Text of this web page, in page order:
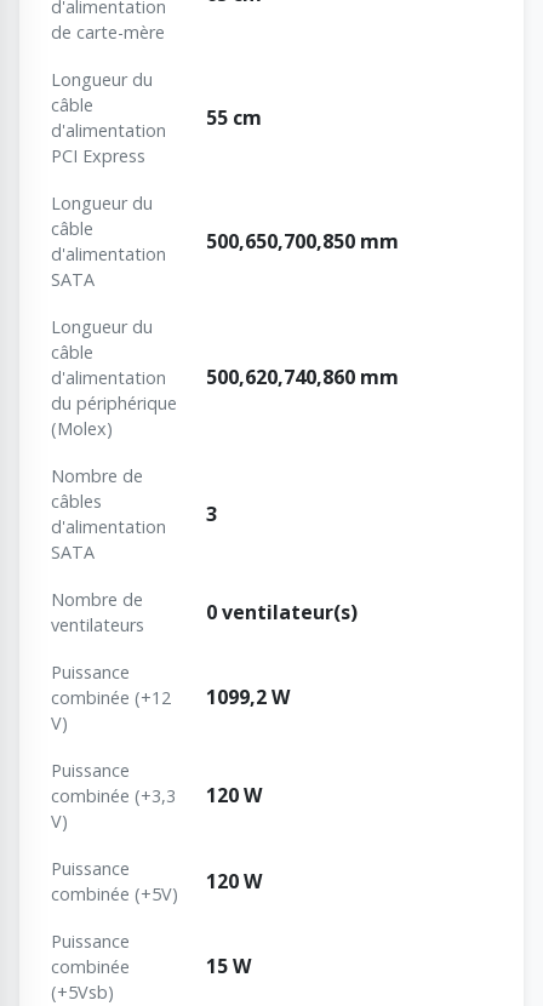
d'alimentation
de carte-mère
Longueur du
câble
d'alimentation
PCI Express
55 cm
Longueur du
câble
d'alimentation
SATA
500,650,700,850 mm
Longueur du
câble
d'alimentation
du périphérique
(Molex)
500,620,740,860 mm
Nombre de
câbles
d'alimentation
SATA
3
Nombre de
ventilateurs
0 ventilateur(s)
Puissance
combinée (+12
V)
1099,2 W
Puissance
combinée (+3,3
V)
120 W
Puissance
combinée (+5V)
120 W
Puissance
combinée
(+5Vsb)
15 W